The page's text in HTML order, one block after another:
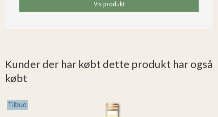
Vis produkt
Kunder der har købt dette produkt har også
købt
Tilbud